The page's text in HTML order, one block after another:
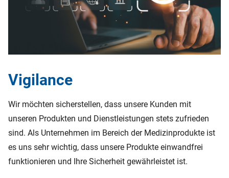
Vigilance
Wir möchten sicherstellen, dass unsere Kunden mit
unseren Produkten und Dienstleistungen stets zufrieden
sind. Als Unternehmen im Bereich der Medizinprodukte ist
es uns sehr wichtig, dass unsere Produkte einwandfrei
funktionieren und Ihre Sicherheit gewährleistet ist.